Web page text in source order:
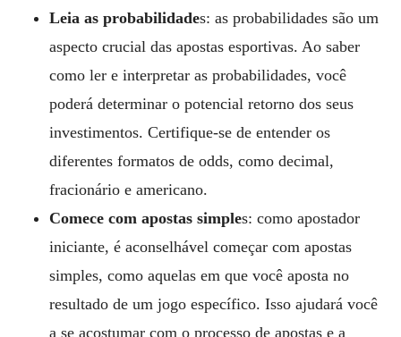
Leia as probabilidades: as probabilidades são um
aspecto crucial das apostas esportivas. Ao saber
como ler e interpretar as probabilidades, você
poderá determinar o potencial retorno dos seus
investimentos. Certifique-se de entender os
diferentes formatos de odds, como decimal,
fracionário e americano.
Comece com apostas simples: como apostador
iniciante, é aconselhável começar com apostas
simples, como aquelas em que você aposta no
resultado de um jogo específico. Isso ajudará você
a se acostumar com o processo de apostas e a